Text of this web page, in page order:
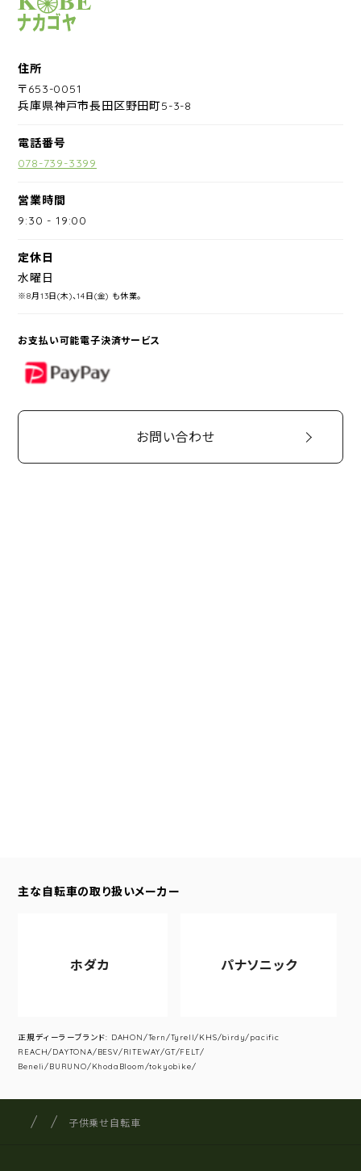
住所
〒653-0051
兵庫県神戸市長田区野田町5-3-8
電話番号
078-739-3399
営業時間
9:30 -19:00
定休日
水曜日
※8月13日(木)、14日(金) も休業。
お支払い可能電子決済サービス
PayPay
お問い合わせ
主な自転車の取り扱いメーカー
ホダカ パナソニック
正規ディーラーブランド: DAHON/Tern/Tyrell/KHS/birdy/pacific
REACH/DAYTONA/BESV/RITEWAY/GT/FELT/
Beneli/BURUNO/KhodaBloom/tokyobike/
サイト内の現在地
サイクルショップナカゴヤ
子供乗せ自転車